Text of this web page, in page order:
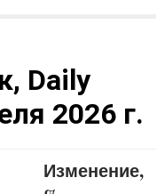
Daily
2026 г.
Изменение,